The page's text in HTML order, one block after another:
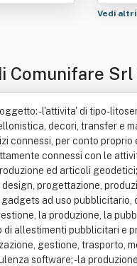
Vedi
Comunifare
- l'attivita' di tipo-
decori, transfer e
connessi, per conto
connessi con le
ed articoli
design, progettazione,
ad uso pubblicitario,
la produzione, la
allestimenti pubblicitari e
gestione, trasporto,
software; - la